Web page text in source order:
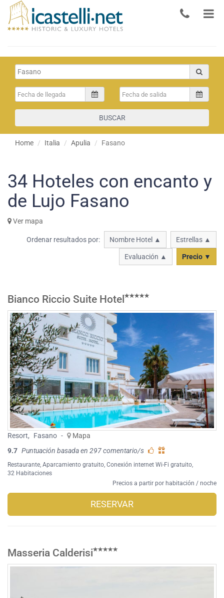
BUSCAR
Home Italia Apulia Fasano
34 Hoteles con encanto y
de Lujo Fasano
Ver mapa
Ordenar resultados por: Nombre Hotel ▲ Estrellas ▲
Evaluación ▲ Precio ▼
Bianco Riccio Suite Hotel
Resort, Fasano -
Mapa
9.7 Puntuación basada en 297 comentario/s
Restaurante Aparcamiento gratuito Conexión internet Wi-Fi gratuito
32 Habitaciones
Precios a partir por habitación / noche
RESERVAR
Masseria Calderisi